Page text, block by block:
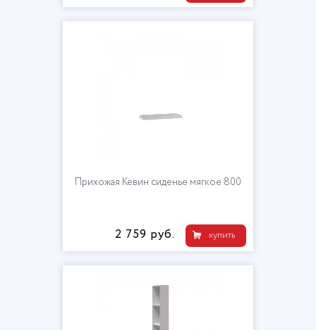
Прихожая Кевин сиденье мягкое 800
купить
2 759 руб.